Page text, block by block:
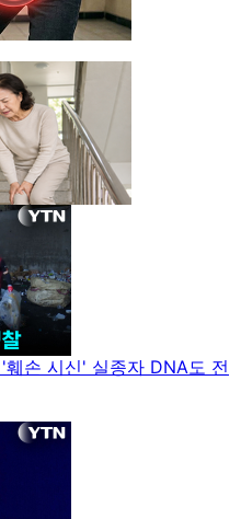
손 시신' 실종자 DNA도 전